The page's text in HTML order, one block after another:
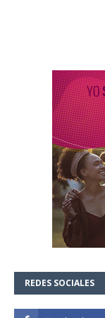
REDES SOCIALES